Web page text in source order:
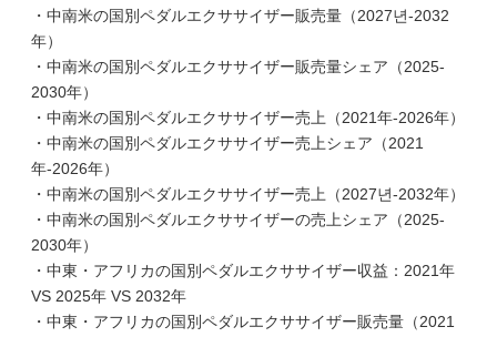
・中南米の国別ペダルエクササイザー販売量（2027년-2032
年）
・中南米の国別ペダルエクササイザー販売量シェア（2025-
2030年）
・中南米の国別ペダルエクササイザー売上（2021年-2026年）
・中南米の国別ペダルエクササイザー売上シェア（2021
年-2026年）
・中南米の国別ペダルエクササイザー売上（2027년-2032年）
・中南米の国別ペダルエクササイザーの売上シェア（2025-
2030年）
・中東・アフリカの国別ペダルエクササイザー収益：2021年
VS 2025年 VS 2032年
・中東・アフリカの国別ペダルエクササイザー販売量（2021